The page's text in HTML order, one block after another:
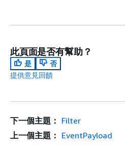
此頁面是否有幫助？
是
否
提供意見回饋
下一個主題： Filter
上一個主題： EventPayload